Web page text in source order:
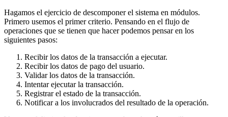
Hagamos el ejercicio de descomponer el sistema en módulos.
Primero usemos el primer criterio. Pensando en el flujo de
operaciones que se tienen que hacer podemos pensar en los
siguientes pasos:
Recibir los datos de la transacción a ejecutar.
Recibir los datos de pago del usuario.
Validar los datos de la transacción.
Intentar ejecutar la transacción.
Registrar el estado de la transacción.
Notificar a los involucrados del resultado de la operación.